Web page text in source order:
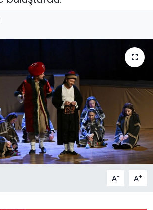
A- A+